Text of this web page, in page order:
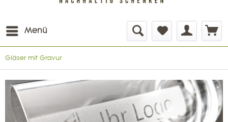
Menü
Gläser mit Gravur